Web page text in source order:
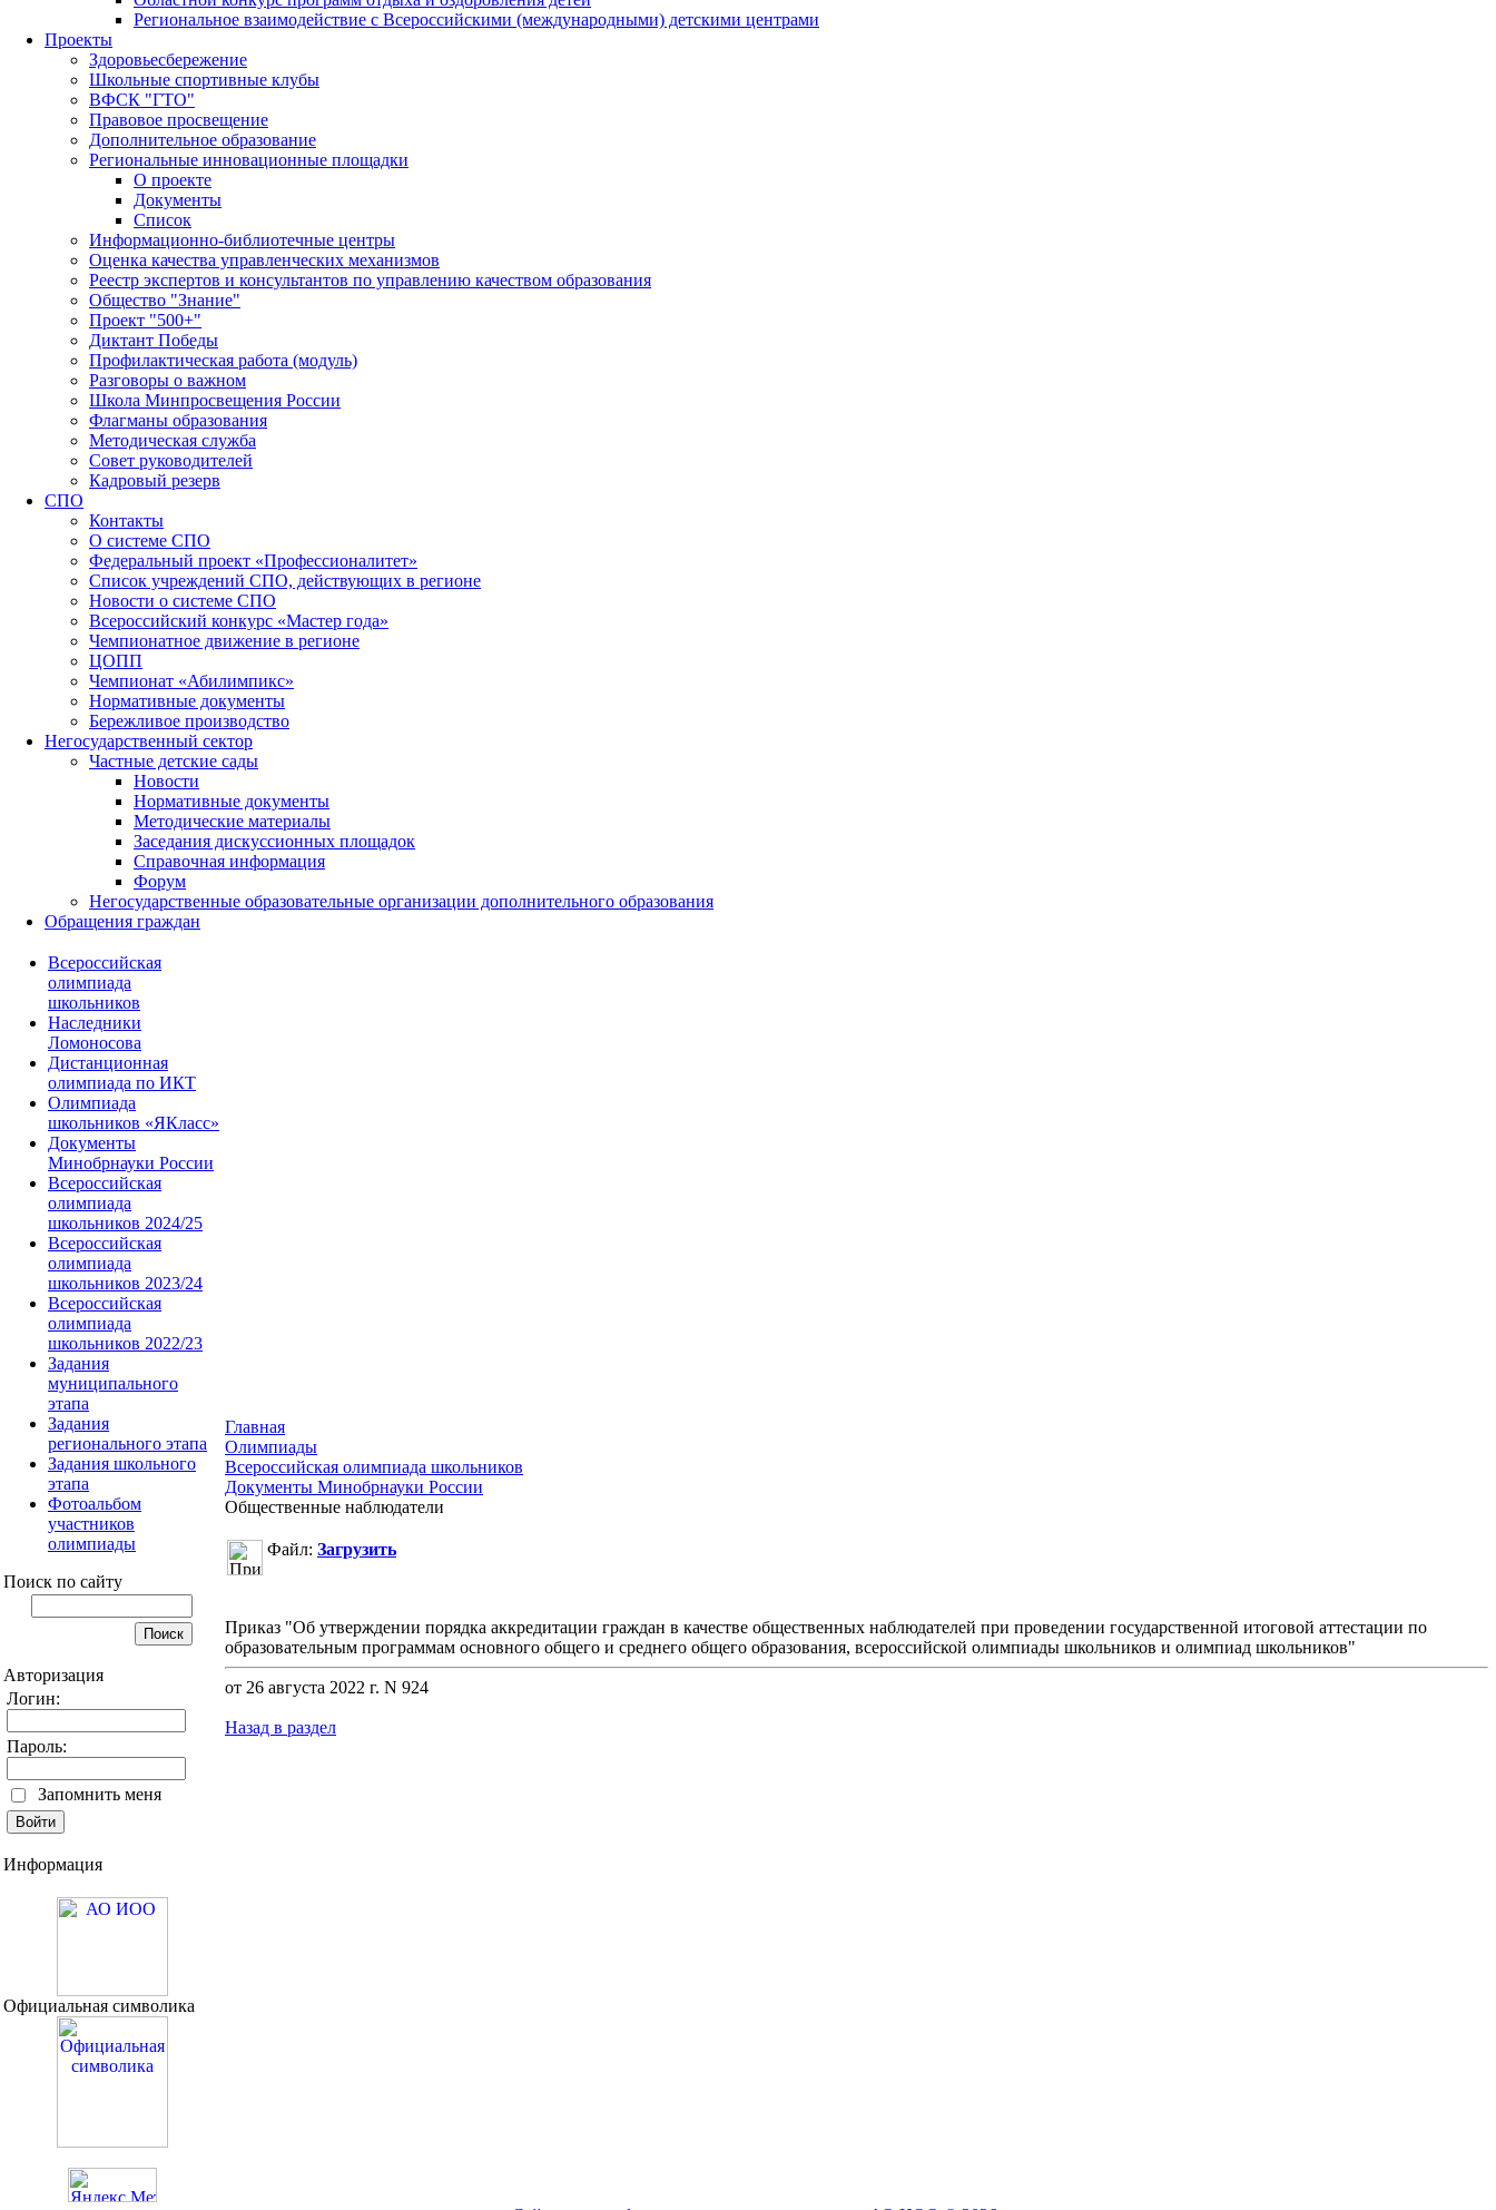
Региональное взаимодействие с Всероссийскими (международными) детскими центрами
Проекты
Здоровьесбережение
Школьные спортивные клубы
ВФСК "ГТО"
Правовое просвещение
Дополнительное образование
Региональные инновационные площадки
О проекте
Документы
Список
Информационно-библиотечные центры
Оценка качества управленческих механизмов
Реестр экспертов и консультантов по управлению качеством образования
Общество "Знание"
Проект "500+"
Диктант Победы
Профилактическая работа (модуль)
Разговоры о важном
Школа Минпросвещения России
Флагманы образования
Методическая служба
Совет руководителей
Кадровый резерв
СПО
Контакты
О системе СПО
Федеральный проект «Профессионалитет»
Список учреждений СПО, действующих в регионе
Новости о системе СПО
Всероссийский конкурс «Мастер года»
Чемпионатное движение в регионе
ЦОПП
Чемпионат «Абилимпикс»
Нормативные документы
Бережливое производство
Негосударственный сектор
Частные детские сады
Новости
Нормативные документы
Методические материалы
Заседания дискуссионных площадок
Справочная информация
Форум
Негосударственные образовательные организации дополнительного образования
Обращения граждан
Всероссийская
олимпиада
школьников
Наследники
Ломоносова
Дистанционная
олимпиада по ИКТ
Олимпиада
школьников «ЯКласс»
Документы
Минобрнауки России
Всероссийская
олимпиада
школьников 2024/25
Всероссийская
олимпиада
школьников 2023/24
Всероссийская
олимпиада
школьников 2022/23
Задания
муниципального
этапа
Задания
регионального этапа
Задания школьного
этапа
Фотоальбом
участников
олимпиады
Поиск по сайту
Авторизация
Логин:
Пароль:
Запомнить меня
Информация
Официальная символика
Главная
Олимпиады
Всероссийская олимпиада школьников
Документы Минобрнауки России
Общественные наблюдатели
Файл: Загрузить
Приказ "Об утверждении порядка аккредитации граждан в качестве общественных наблюдателей при проведении государственной итоговой аттестации по
образовательным программам основного общего и среднего общего образования, всероссийской олимпиады школьников и олимпиад школьников"
от 26 августа 2022 г. N 924
Назад в раздел